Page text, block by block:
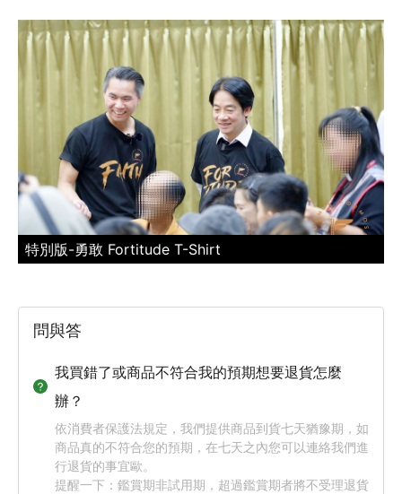
特別版-勇敢 Fortitude T-Shirt
問與答
我買錯了或商品不符合我的預期想要退貨怎麼
辦？
依消費者保護法規定，我們提供商品到貨七天猶豫期，如
商品真的不符合您的預期，在七天之內您可以連絡我們進
行退貨的事宜歐。
提醒一下：鑑賞期非試用期，超過鑑賞期者將不受理退貨